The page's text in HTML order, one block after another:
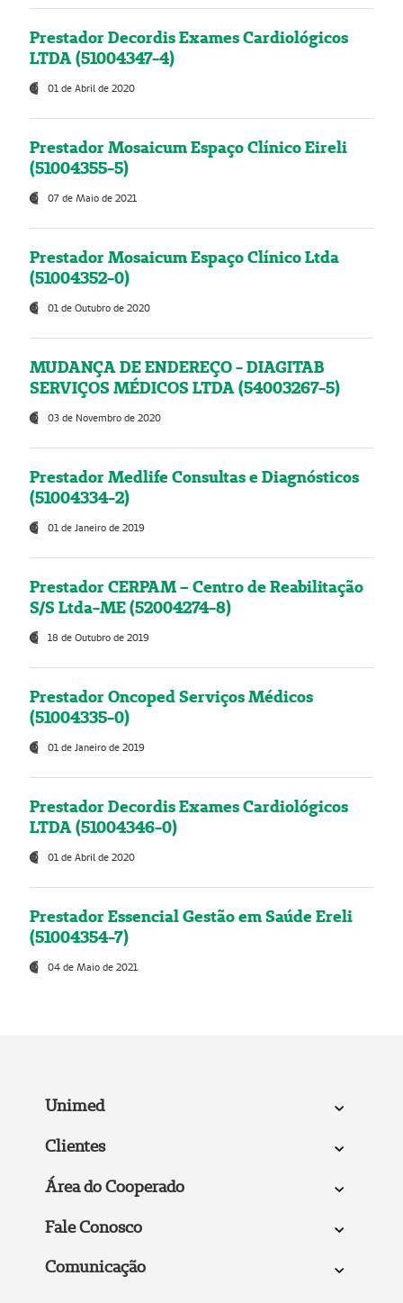
Prestador Decordis Exames Cardiológicos
LTDA (51004347-4)
01 de Abril de 2020
Prestador Mosaicum Espaço Clínico Eireli
(51004355-5)
07 de Maio de 2021
Prestador Mosaicum Espaço Clínico Ltda
(51004352-0)
01 de Outubro de 2020
MUDANÇA DE ENDEREÇO - DIAGITAB
SERVIÇOS MÉDICOS LTDA (54003267-5)
03 de Novembro de 2020
Prestador Medlife Consultas e Diagnósticos
(51004334-2)
01 de Janeiro de 2019
Prestador CERPAM – Centro de Reabilitação
S/S Ltda-ME (52004274-8)
18 de Outubro de 2019
Prestador Oncoped Serviços Médicos
(51004335-0)
01 de Janeiro de 2019
Prestador Decordis Exames Cardiológicos
LTDA (51004346-0)
01 de Abril de 2020
Prestador Essencial Gestão em Saúde Ereli
(51004354-7)
04 de Maio de 2021
Unimed
Clientes
Área do Cooperado
Fale Conosco
Comunicação